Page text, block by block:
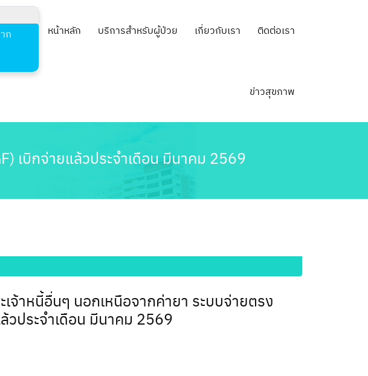
ก หน้าหลัก บริการสำหรับผู้ป่วย เกี่ยวกับเรา ติดต่อเรา
ข่าวสุขภาพ
เบิกจ่ายแล้วประจำเดือน มีนาคม 2569
เจ้าหนี้อื่นๆ นอกเหนือจากค่ายา ระบบจ่ายตรง
วประจำเดือน มีนาคม 2569